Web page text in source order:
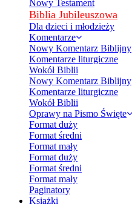
Nowy Testament
Biblia Jubileuszowa
Dla dzieci i młodzieży
Komentarze
Nowy Komentarz Biblijny
Komentarze liturgiczne
Wokół Biblii
Nowy Komentarz Biblijny
Komentarze liturgiczne
Wokół Biblii
Oprawy na Pismo Święte
Format duży
Format średni
Format mały
Format duży
Format średni
Format mały
Paginatory
Książki